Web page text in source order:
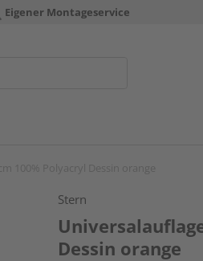
Eigener Montageservice
Stern
Dessin orange